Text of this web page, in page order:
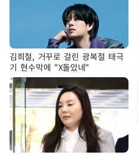
김희철, 거꾸로 걸린 광복절 태극
기 현수막에 "X돌았네"